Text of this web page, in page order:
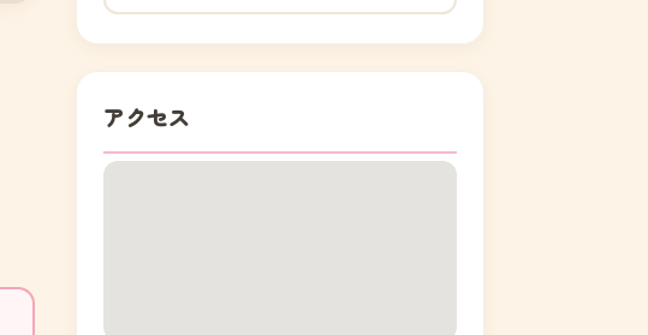
アクセス